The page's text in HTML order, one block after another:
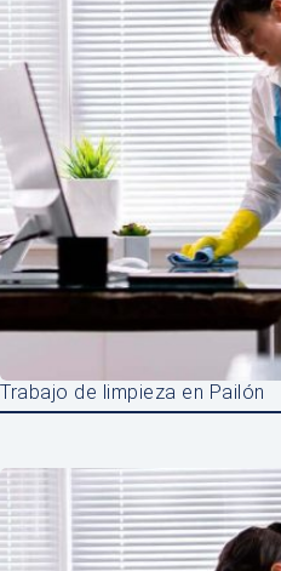
Trabajo de limpieza en Pailón